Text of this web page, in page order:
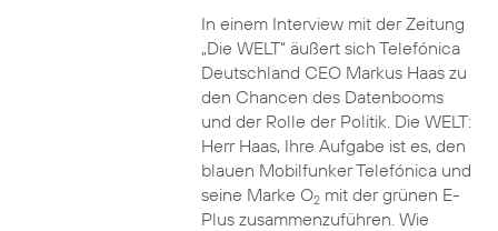
In einem Interview mit der Zeitung
„Die WELT“ äußert sich Telefónica
Deutschland CEO Markus Haas zu
den Chancen des Datenbooms
und der Rolle der Politik. Die WELT:
Herr Haas, Ihre Aufgabe ist es, den
blauen Mobilfunker Telefónica und
seine Marke O2mit der grünen E-
Plus zusammenzuführen. Wie